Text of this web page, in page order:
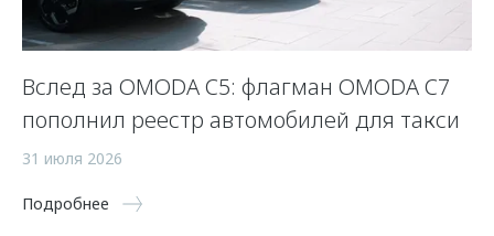
Вслед за OMODA C5: флагман OMODA C7
пополнил реестр автомобилей для такси
31 июля 2026
Подробнее